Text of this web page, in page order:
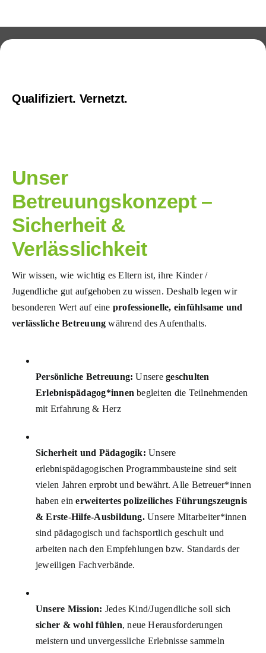
Qualifiziert. Vernetzt.
Unser
Betreuungskonzept –
Sicherheit &
Verlässlichkeit
Wir wissen, wie wichtig es Eltern ist, ihre Kinder /
Jugendliche gut aufgehoben zu wissen. Deshalb legen wir
besonderen Wert auf eine professionelle, einfühlsame und
verlässliche Betreuung während des Aufenthalts.
Persönliche Betreuung: Unseregeschulten
Erlebnispädagog*innen begleiten die Teilnehmenden
mit Erfahrung & Herz
Sicherheit und Pädagogik: Unsere
erlebnispädagogischen Programmbausteine sind seit
vielen Jahren erprobt und bewährt. Alle Betreuer*innen
haben einerweitertes polizeiliches Führungszeugnis
& Erste-Hilfe-Ausbildung.Unsere Mitarbeiter*innen
sind pädagogisch und fachsportlich geschult und
arbeiten nach den Empfehlungen bzw. Standards der
jeweiligen Fachverbände.
Unsere Mission: Jedes Kind/Jugendliche soll sich
sicher & wohl fühlen, neue Herausforderungen
meistern und unvergessliche Erlebnisse sammeln